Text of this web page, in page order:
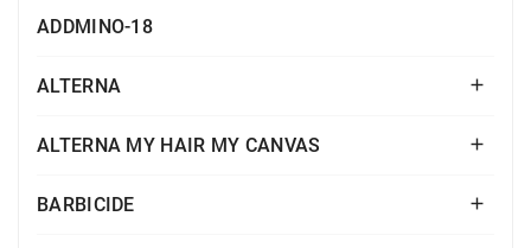
ADDMINO-18
ALTERNA 
ALTERNA MY HAIR MY CANVAS 
BARBICIDE 